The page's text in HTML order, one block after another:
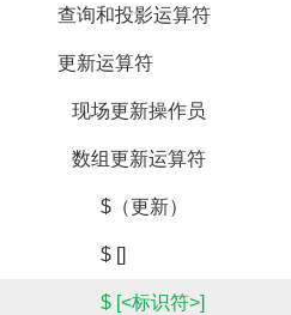
查询和投影运算符
更新运算符
现场更新操作员
数组更新运算符
$（更新）
$ []
$ [<标识符>]